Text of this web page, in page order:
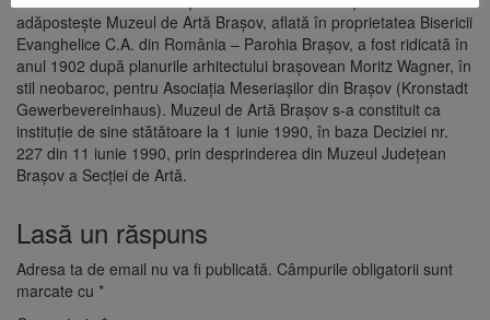
adăpostește Muzeul de Artă Brașov, aflată în proprietatea Bisericii
Evanghelice C.A. din România – Parohia Brașov, a fost ridicată în
anul 1902 după planurile arhitectului brașovean Moritz Wagner, în
stil neobaroc, pentru Asociația Meseriașilor din Brașov (Kronstadt
Gewerbevereinhaus). Muzeul de Artă Brașov s-a constituit ca
instituție de sine stătătoare la 1 iunie 1990, în baza Deciziei nr.
227 din 11 iunie 1990, prin desprinderea din Muzeul Județean
Brașov a Secției de Artă.
Lasă un răspuns
Adresa ta de email nu va fi publicată. Câmpurile obligatorii sunt
marcate cu *